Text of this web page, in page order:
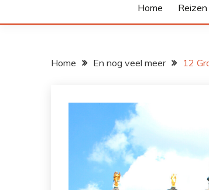
Home Reizen
Home En nog veel meer 12